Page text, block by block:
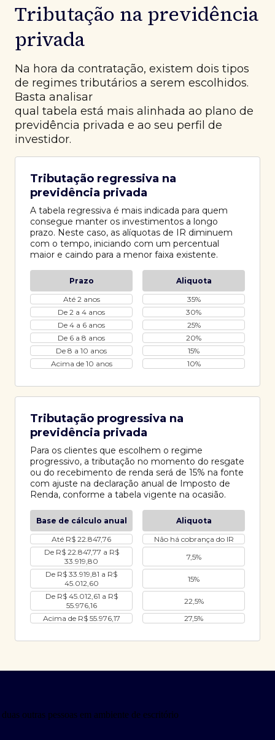
Tributação na previdência
privada
Na hora da contratação, existem dois tipos
de regimes tributários a serem escolhidos.
Basta analisar
qual tabela está mais alinhada ao plano de
previdência privada e ao seu perfil de
investidor.
Tributação regressiva na
previdência privada
A tabela regressiva é mais indicada para quem
consegue manter os investimentos a longo
prazo. Neste caso, as alíquotas de IR diminuem
com o tempo, iniciando com um percentual
maior e caindo para a menor faixa existente.
Prazo
Aliquota
Até 2 anos
35%
De 2 a 4 anos
30%
De 4 a 6 anos
25%
De 6 a 8 anos
20%
De 8 a 10 anos
15%
Acima de 10 anos
10%
Tributação progressiva na
previdência privada
Para os clientes que escolhem o regime
progressivo, a tributação no momento do resgate
ou do recebimento de renda será de 15% na fonte
com ajuste na declaração anual de Imposto de
Renda, conforme a tabela vigente na ocasião.
Base de cálculo anual
Aliquota
Até R$ 22.847,76
Não há cobrança do IR
De R$ 22.847,77 a R$
33.919,80
7,5%
De R$ 33.919,81 a R$
45.012,60
15%
De R$ 45.012,61 a R$
55.976,16
22,5%
Acima de R$ 55.976,17
27,5%